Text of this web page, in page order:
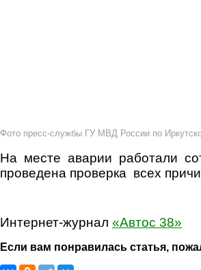
Фото пресс-службы ГУ МВД России по
На месте аварии работали
проведена проверка всех
Интернет-журнал «Автос 38»
Если вам понравилась статья,